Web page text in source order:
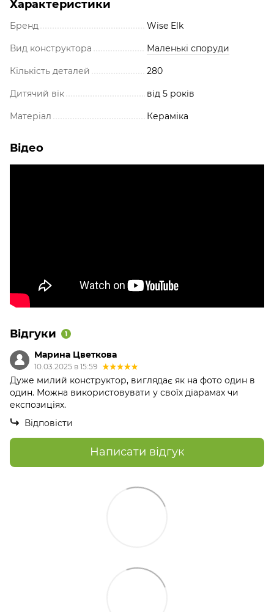
Характеристики
Бренд Wise Elk
Вид конструктора Маленькі споруди
Кількість деталей 280
Дитячий вік від 5 років
Матеріал Кераміка
Відео
Відгуки 1
Марина Цветкова
10.03.2025 в 15:59
Дуже милий конструктор, виглядає як на фото один в
один. Можна використовувати у своїх діарамах чи
експозиціях.
Відповісти
Написати відгук